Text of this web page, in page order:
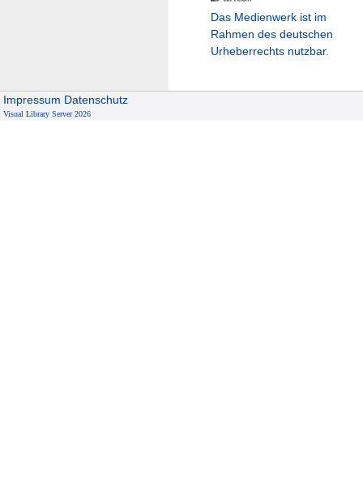
Das Medienwerk ist im
Rahmen des deutschen
Urheberrechts nutzbar.
Impressum Datenschutz
Visual Library Server 2026